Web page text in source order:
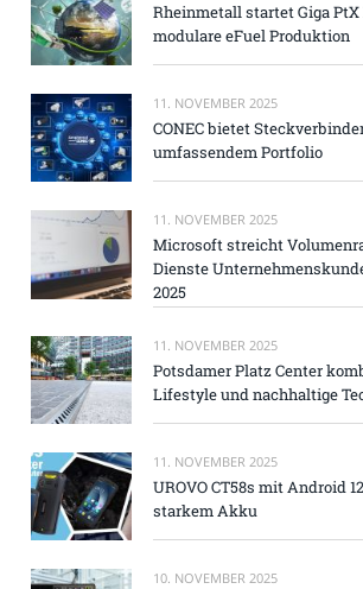
Rheinmetall startet Giga
modulare eFuel Produktion
11. NOVEMBER 2025
CONEC bietet
umfassendem Portfolio
11. NOVEMBER 2025
Microsoft streicht
Dienste
2025
11. NOVEMBER 2025
Potsdamer Platz Center
Lifestyle und nachhaltige
11. NOVEMBER 2025
UROVO CT58s mit Android
starkem Akku
10. NOVEMBER 2025